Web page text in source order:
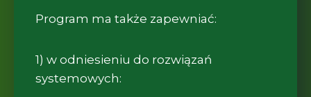
Program ma także zapewniać:
1) w odniesieniu do rozwiązań
systemowych: